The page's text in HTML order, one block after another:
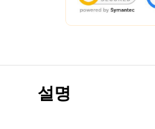
설명